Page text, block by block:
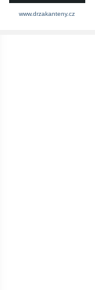
www.drzakanteny.cz